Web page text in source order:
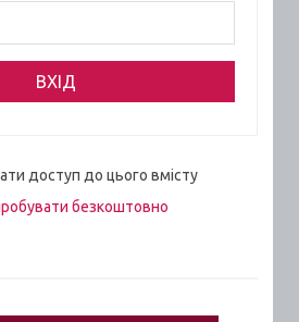
доступ до цього вмісту
безкоштовно